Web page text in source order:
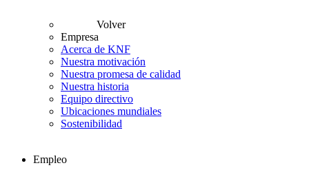
Volver
Empresa
Acerca de KNF
Nuestra motivación
Nuestra promesa de calidad
Nuestra historia
Equipo directivo
Ubicaciones mundiales
Sostenibilidad
Empleo